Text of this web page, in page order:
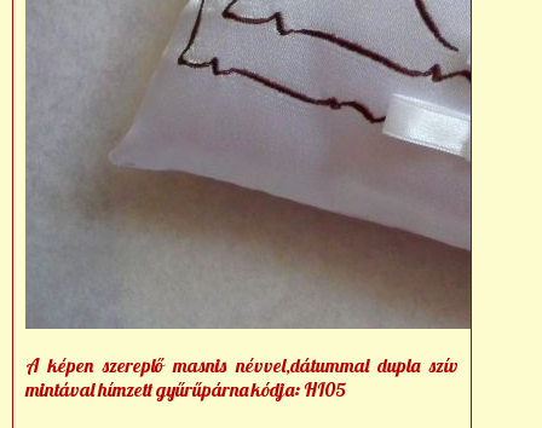
A képen szereplő masnis névvel,dátummal dupla szív
mintával hímzett gyűrűpárna kódja: HI05